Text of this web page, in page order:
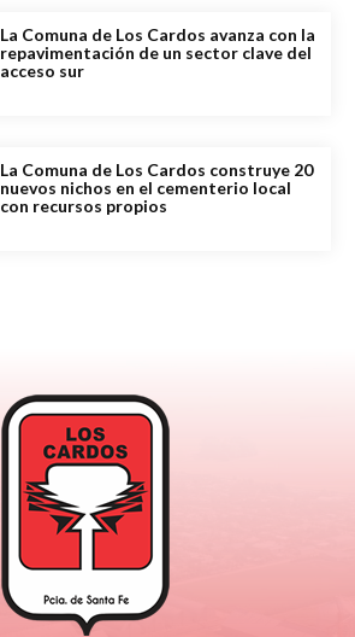
La Comuna de Los Cardos avanza con la
repavimentación de un sector clave del
acceso sur
La Comuna de Los Cardos construye 20
nuevos nichos en el cementerio local
con recursos propios